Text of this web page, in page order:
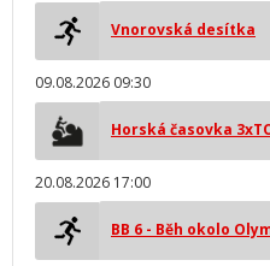
Vnorovská desítka
09.08.2026 09:30
Horská časovka
20.08.2026 17:00
BB 6 - Běh okolo